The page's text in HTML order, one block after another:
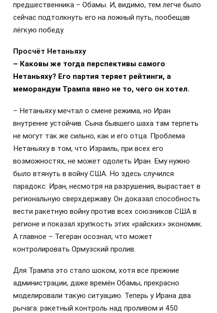
предшественника – Обамы. И, видимо, тем легче было
сейчас подтолкнуть его на ложный путь, пообещав
лёгкую победу.
Просчёт Нетаньяху
– Каковы же тогда перспективы самого
Нетаньяху? Его партия теряет рейтинги, а
меморандум Трампа явно не то, чего он хотел.
– Нетаньяху мечтал о смене режима, но Иран
внутренне устойчив. Сына бывшего шаха там терпеть
не могут так же сильно, как и его отца. Проблема
Нетаньяху в том, что Израиль, при всех его
возможностях, не может одолеть Иран. Ему нужно
было втянуть в войну США. Но здесь случился
парадокс: Иран, несмотря на разрушения, вырастает в
региональную сверхдержаву. Он доказал способность
вести ракетную войну против всех союзников США в
регионе и показал хрупкость этих «райских» экономик.
А главное – Тегеран осознал, что может
контролировать Ормузский пролив.
Для Трампа это стало шоком, хотя все прежние
администрации, даже времён Обамы, прекрасно
моделировали такую ситуацию. Теперь у Ирана два
рычага: ракетный контроль над проливом и 450